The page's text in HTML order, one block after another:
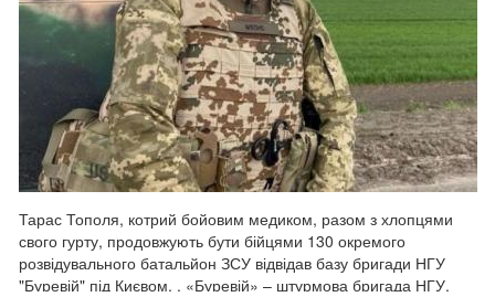
Тарас Тополя, котрий бойовим медиком, разом з хлопцями
свого гурту, продовжують бути бійцями 130 окремого
розвідувального батальйон ЗСУ відвідав базу бригади НГУ
"Буревій" під Києвом. . «Буревій» – штурмова бригада НГУ,